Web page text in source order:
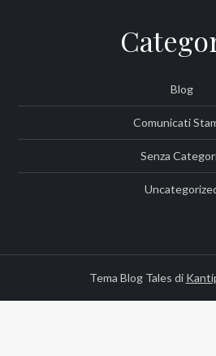
Blog
Comunicati
Senza
Tema Blog Tales di